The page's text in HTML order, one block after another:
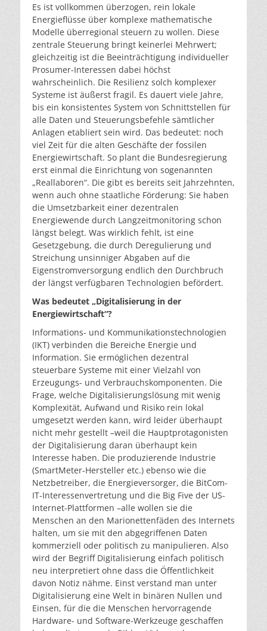
Es ist vollkommen überzogen, rein lokale
Energieflüsse über komplexe mathematische
Modelle überregional steuern zu wollen. Diese
zentrale Steuerung bringt keinerlei Mehrwert;
gleichzeitig ist die Beeinträchtigung individueller
Prosumer-Interessen dabei höchst
wahrscheinlich. Die Resilienz solch komplexer
Systeme ist äußerst fragil. Es dauert viele Jahre,
bis ein konsistentes System von Schnittstellen für
alle Daten und Steuerungsbefehle sämtlicher
Anlagen etabliert sein wird. Das bedeutet: noch
viel Zeit für die alten Geschäfte der fossilen
Energiewirtschaft. So plant die Bundesregierung
erst einmal die Einrichtung von sogenannten
„Reallaboren“. Die gibt es bereits seit Jahrzehnten,
wenn auch ohne staatliche Förderung: Sie haben
die Umsetzbarkeit einer dezentralen
Energiewende durch Langzeitmonitoring schon
längst belegt. Was wirklich fehlt, ist eine
Gesetzgebung, die durch Deregulierung und
Streichung unsinniger Abgaben auf die
Eigenstromversorgung endlich den Durchbruch
der längst verfügbaren Technologien befördert.
Was bedeutet „Digitalisierung in der
Energiewirtschaft“?
Informations- und Kommunikationstechnologien
(IKT) verbinden die Bereiche Energie und
Information. Sie ermöglichen dezentral
steuerbare Systeme mit einer Vielzahl von
Erzeugungs- und Verbrauchskomponenten. Die
Frage, welche Digitalisierungslösung mit wenig
Komplexität, Aufwand und Risiko rein lokal
umgesetzt werden kann, wird leider überhaupt
nicht mehr gestellt –weil die Hauptprotagonisten
der Digitalisierung daran überhaupt kein
Interesse haben. Die produzierende Industrie
(SmartMeter-Hersteller etc.) ebenso wie die
Netzbetreiber, die Energieversorger, die BitCom-
IT-Interessenvertretung und die Big Five der US-
Internet-Plattformen –alle wollen sie die
Menschen an den Marionettenfäden des Internets
halten, um sie mit den abgegriffenen Daten
kommerziell oder politisch zu manipulieren. Also
wird der Begriff Digitalisierung einfach politisch
neu interpretiert ohne dass die Öffentlichkeit
davon Notiz nähme. Einst verstand man unter
Digitalisierung eine Welt in binären Nullen und
Einsen, für die die Menschen hervorragende
Hardware- und Software-Werkzeuge geschaffen